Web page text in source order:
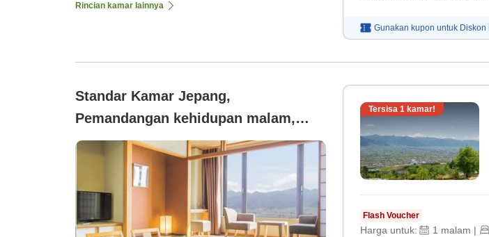
Rincian kamar lainnya
Gunakan kupon untuk Diskon
Standar Kamar Jepang,
Pemandangan kehidupan malam,
Tidak merokok
Tersisa 1 kamar!
Flash Voucher
Harga untuk: 1 malam |